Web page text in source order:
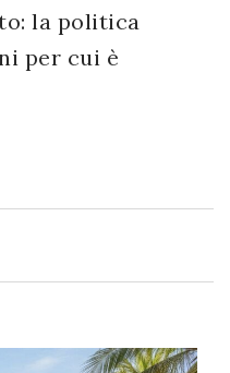
la politica
per cui è